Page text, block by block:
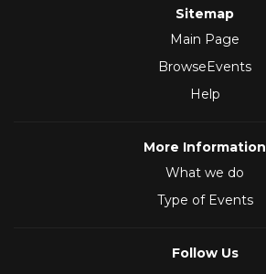
Sitemap
Main Page
BrowseEvents
Help
More Information
What we do
Type of Events
Follow Us